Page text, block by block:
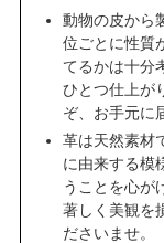
動物の皮から
位ごとに性質
てるかは十分
ひとつ仕上が
ぞ、お手元に
革は天然素材
に由来する模
うことを心が
著しく美観を
ださいませ。